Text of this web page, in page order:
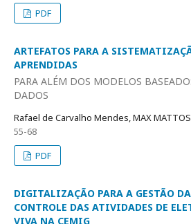
PDF
ARTEFATOS PARA A
APRENDIDAS
PARA ALÉM DOS MODELOS
DADOS
Rafael de Carvalho Mendes, MAX MATTOS
55-68
PDF
DIGITALIZAÇÃO PARA A GESTÃO
CONTROLE DAS ATIVIDADES DE
VIVA NA CEMIG